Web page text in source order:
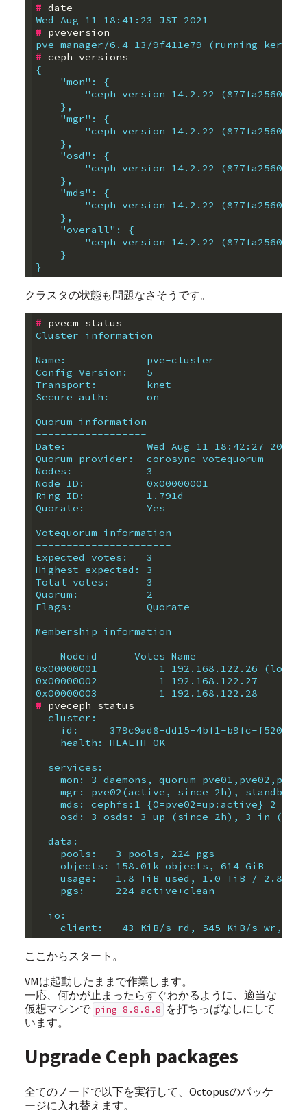
#
Wed Aug 11 18:41:23 JST 2021
#
pve-manager/6.4-13/9f411e79 (running
#
{
    "mon": {
"ceph version 14.2.22
    },
    "mgr": {
"ceph version 14.2.22
    },
    "osd": {
"ceph version 14.2.22
    },
    "mds": {
"ceph version 14.2.22
    },
    "overall": {
"ceph version 14.2.22
    }
}
クラスタの状態も問題なさそうです。
#
Cluster information
-------------------
Name:             pve-cluster
Config Version:   5
Transport:        knet
Secure auth:      on
Quorum information
------------------
Date:             Wed Aug 11 18:42:27 2021
Quorum provider:  corosync_votequorum
Nodes:            3
Node ID:          0x00000001
Ring ID:          1.791d
Quorate:          Yes
Votequorum information
----------------------
Expected votes:   3
Highest expected: 3
Total votes:      3
Quorum:           2
Flags:            Quorate
Membership information
----------------------
    Nodeid      Votes Name
0x00000001          1 192.168.122.26 (local)
0x00000002          1 192.168.122.27
0x00000003          1 192.168.122.28
#
  cluster:
id:     379c9ad8-dd15-4bf1-b9fc-
    health: HEALTH_OK
  services:
mon: 3 daemons, quorum
mgr: pve02(active, since 2h), standbys:
mds: cephfs:1 {0=pve02=up:active} 2
osd: 3 osds: 3 up (since 2h), 3 in
  data:
    pools:   3 pools, 224 pgs
    objects: 158.01k objects, 614 GiB
usage:   1.8 TiB used, 1.0 TiB / 2.8
    pgs:     224 active+clean
  io:
client:   43 KiB/s rd, 545 KiB/s wr, 0
ここからスタート。
VMは起動したままで作業します。
一応、何かが止まったらすぐわかるように、適当な
仮想マシンで ping 8.8.8.8 を打ちっぱなしにして
います。
Upgrade Ceph packages
全てのノードで以下を実行して、Octopusのパッケ
ージに入れ替えます。